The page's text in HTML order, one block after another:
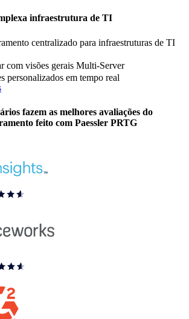
infraestrutura de TI
centralizado para infraestruturas de TI
com visões gerais Multi-Server
personalizados em tempo real
fazem as melhores avaliações do
feito com Paessler PRTG